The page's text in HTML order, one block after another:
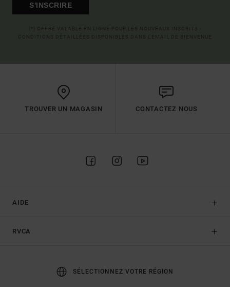
S'INSCRIRE
TROUVER UN MAGASIN CONTACTEZ NOUS
AIDE
RVCA
SÉLECTIONNEZ VOTRE RÉGION